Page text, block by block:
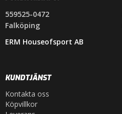
559525-0472
Falköping
ERM Houseofsport AB
KUNDTJÄNST
Kontakta oss
Köpvillkor